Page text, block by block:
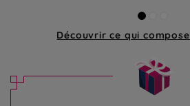
Découvrir ce qui compose